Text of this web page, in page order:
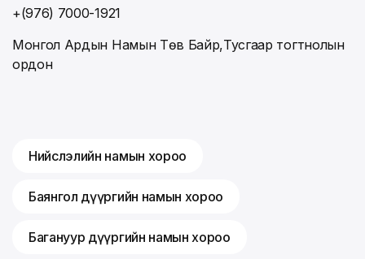
+(976) 7000-1921
Монгол Ардын Намын Төв Байр,Тусгаар тогтнолын
ордон
Нийслэлийн намын хороо
Баянгол дүүргийн намын хороо
Багануур дүүргийн намын хороо